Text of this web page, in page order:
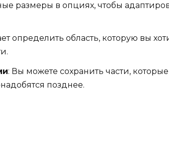
размеры в опциях, чтобы
определить область, которую вы
: Вы можете сохранить части, которые
позднее.